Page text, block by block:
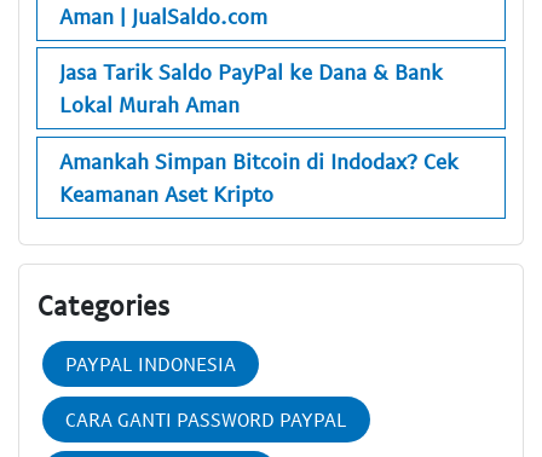
Aman | JualSaldo.com
Jasa Tarik Saldo PayPal ke Dana & Bank
Lokal Murah Aman
Amankah Simpan Bitcoin di Indodax? Cek
Keamanan Aset Kripto
Categories
PAYPAL INDONESIA
CARA GANTI PASSWORD PAYPAL